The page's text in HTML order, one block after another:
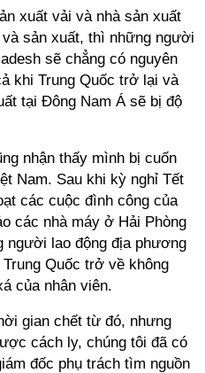
xuất vải và nhà sản xuất
sản xuất, thì những người
sẽ chẳng có nguyên
khi Trung Quốc trở lại và
tại Đông Nam Á sẽ bị độ
nhận thấy mình bị cuốn
Nam. Sau khi kỳ nghỉ Tết
các cuộc đình công của
các nhà máy ở Hải Phòng
người lao động địa phương
Quốc trở về không
của nhân viên.
gian chết từ đó, nhưng
cách ly, chúng tôi đã có
đốc phụ trách tìm nguồn